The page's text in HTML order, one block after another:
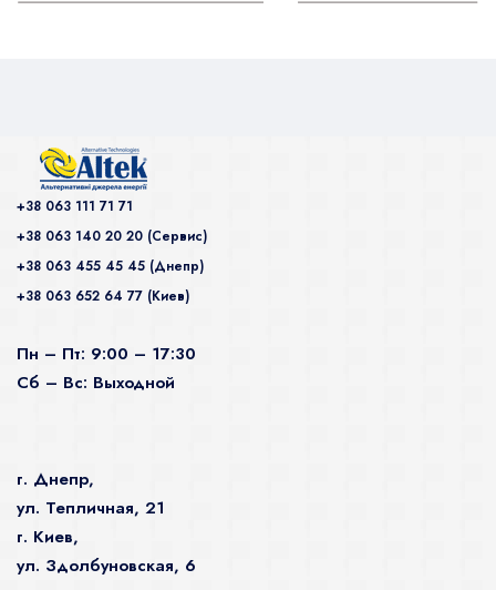
+38 063 111 71 71
+38 063 140 20 20 (Сервис)
+38 063 455 45 45 (Днепр)
+38 063 652 64 77 (Киев)
Пн – Пт: 9:00 – 17:30
Сб – Вс: Выходной
г. Днепр,
ул. Тепличная, 21
г. Киев,
ул. Здолбуновская, 6